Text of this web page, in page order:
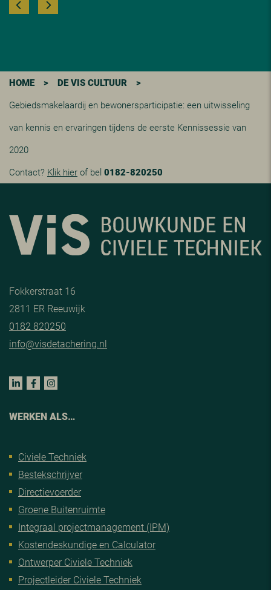
HOME > DE VIS CULTUUR
>
Gebiedsmakelaardij en bewonersparticipatie: een uitwisseling
van kennis en ervaringen tijdens de eerste Kennissessie van
2020
Contact? Klik hier of bel 0182-820250
Fokkerstraat 16
2811 ER Reeuwijk
0182 820250
info@visdetachering.nl
WERKEN ALS…
Civiele Techniek
Bestekschrijver
Directievoerder
Groene Buitenruimte
Integraal projectmanagement (IPM)
Kostendeskundige en Calculator
Ontwerper Civiele Techniek
Projectleider Civiele Techniek